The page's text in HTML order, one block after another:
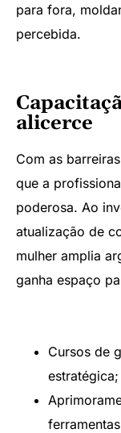
para fora,
percebida.
alicerce
Com as
que a
poderosa. Ao
atualização de
mulher amplia
ganha espaço
Cursos de
estratégica;